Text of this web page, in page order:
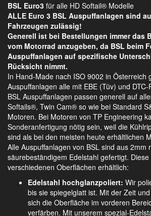
BSL Euro3 für alle HD Softail® Modelle
ALLE Euro 3 BSL Auspuffanlagen sind
Fahrzeugen zulässig!
Generell ist bei Bestellungen immer das
vom Motorrad anzugeben, da BSL beim
Auspuffanlagen auf spezifische
Rücksicht nimmt.
In Hand-Made nach ISO 9002 in Österreich
Auspuffanlagen alle mit EBE (Tüv) und
BSL Auspuffanlagen passen generell auf
Softails®, Twin Cam® so wie bei Standard
Motoren. Bei Motoren von TP Engineering
Sonderanfertigung nötig sein, weil die
sind als bei den meisten heute erhältlichen
Alle Auspuffanlagen von BSL sind aus 2mm
säurebeständigem Edelstahl gefertigt.
verschiedenen Oberflächen erhältlich:
Edelstahl hochglanzpoliert: Wir
bis sie spiegelglatt ist. Mit der Zeit und
sich die Oberfläche im vorderen
verfärben. Mit unserem spezial-